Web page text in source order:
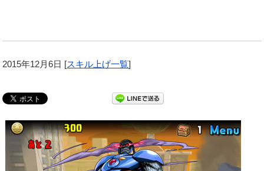
2015年12月6日 [スキル上げ一覧]